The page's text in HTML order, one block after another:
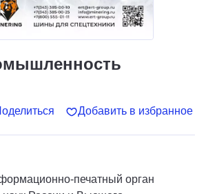
Добавить в избранное
печатный орган